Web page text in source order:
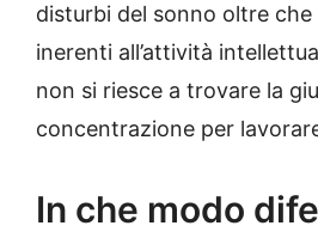
disturbi del sonno oltre
inerenti all’attività
non si riesce a trovare la
concentrazione per
In che modo